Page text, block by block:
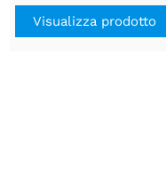
Visualizza prodotto